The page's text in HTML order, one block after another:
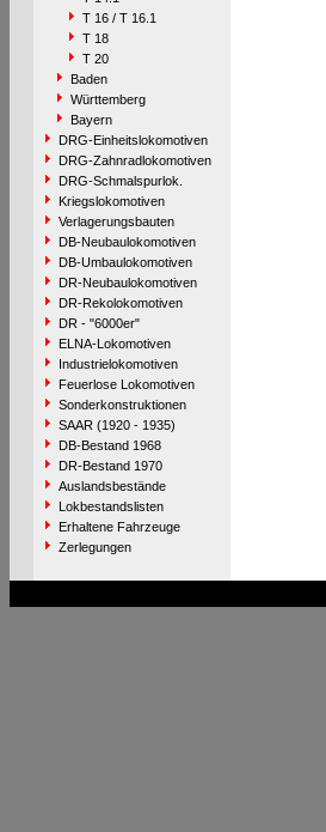
T 16 / T 16.1
T 18
T 20
Baden
Württemberg
Bayern
DRG-Einheitslokomotiven
DRG-Zahnradlokomotiven
DRG-Schmalspurlok.
Kriegslokomotiven
Verlagerungsbauten
DB-Neubaulokomotiven
DB-Umbaulokomotiven
DR-Neubaulokomotiven
DR-Rekolokomotiven
DR - "6000er"
ELNA-Lokomotiven
Industrielokomotiven
Feuerlose Lokomotiven
Sonderkonstruktionen
SAAR (1920 - 1935)
DB-Bestand 1968
DR-Bestand 1970
Auslandsbestände
Lokbestandslisten
Erhaltene Fahrzeuge
Zerlegungen